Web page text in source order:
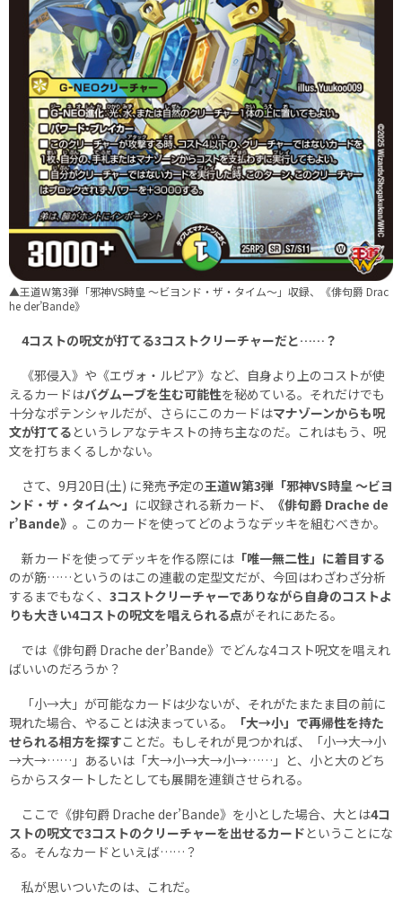
▲王道W第3弾「邪神VS時皇 ～ビヨンド・ザ・タイム～」収録、《俳句爵 Drac
he der’Bande》
4コストの呪文が打てる3コストクリーチャーだと……？
《邪侵入》や《エヴォ・ルピア》など、自身より上のコストが使
えるカードはバグムーブを生む可能性を秘めている。それだけでも
十分なポテンシャルだが、さらにこのカードはマナゾーンからも呪
文が打てる というレアなテキストの持ち主なのだ。これはもう、呪
文を打ちまくるしかない。
さて、9月20日(土) に発売予定の王道W第3弾「邪神VS時皇 ～ビヨ
ンド・ザ・タイム～」 に収録される新カード、
《俳句爵 Drache de
r’Bande》 。このカードを使ってどのようなデッキを組むべきか。
新カードを使ってデッキを作る際には 「唯一無二性」に着目する
のが筋……というのはこの連載の定型文だが、今回はわざわざ分析
するまでもなく、 3コストクリーチャーでありながら自身のコストよ
りも大きい4コストの呪文を唱えられる点がそれにあたる。
では《俳句爵 Drache der’Bande》でどんな4コスト呪文を唱えれ
ばいいのだろうか？
「小→大」が可能なカードは少ないが、それがたまたま目の前に
現れた場合、やることは決まっている。
「大→小」で再帰性を持た
せられる相方を探すことだ。もしそれが見つかれば、「小→大→小
→大→……」あるいは「大→小→大→小→……」と、小と大のどち
らからスタートしたとしても展開を連鎖させられる。
ここで《俳句爵 Drache der’Bande》を小とした場合、大とは4コ
ストの呪文で3コストのクリーチャーを出せるカード ということにな
る。そんなカードといえば……？
私が思いついたのは、これだ。